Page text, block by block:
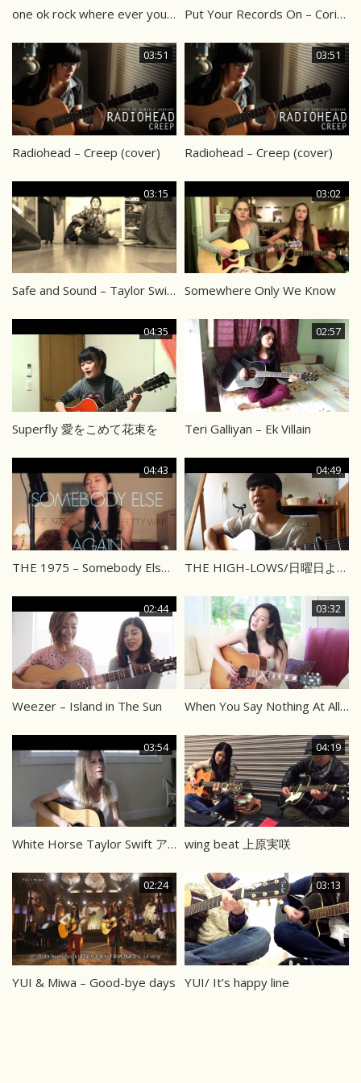
one ok rock where ever you are (cover) Put Your Records On – Corinne Bailey Rae
03:51
Radiohead – Creep (cover)
03:51
Radiohead – Creep (cover)
03:15
Safe and Sound – Taylor Swift ft. The Civil Wars
03:02
Somewhere Only We Know
04:35
Superfly 愛をこめて花束を
02:57
Teri Galliyan – Ek Villain
04:43
THE 1975 – Somebody Else FETTY WAP – Again
04:49
THE HIGH-LOWS/日曜日よりの使者
02:44
Weezer – Island in The Sun
03:32
When You Say Nothing At All – Keith Whitley, Alison Krauss, Ronan Keating
03:54
White Horse Taylor Swift アコギカバー
04:19
wing beat 上原実咲
02:24
YUI & Miwa – Good-bye days
03:13
YUI/ It’s happy line